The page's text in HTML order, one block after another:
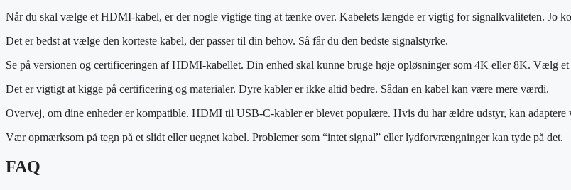
Når du skal vælge et HDMI-kabel, er der nogle vigtige ting at tænke over. Kabelets længde er vigtig for signalkvaliteten. Jo
Det er bedst at vælge den korteste kabel, der passer til din behov. Så får du den bedste signalstyrke.
Se på versionen og certificeringen af HDMI-kabellet. Din enhed skal kunne bruge høje opløsninger som 4K eller 8K. Vælg et
Det er vigtigt at kigge på certificering og materialer. Dyre kabler er ikke altid bedre. Sådan en kabel kan være mere værdi.
Overvej, om dine enheder er kompatible. HDMI til USB-C-kabler er blevet populære. Hvis du har ældre udstyr, kan adaptere
Vær opmærksom på tegn på et slidt eller uegnet kabel. Problemer som “intet signal” eller lydforvrængninger kan tyde på det.
FAQ